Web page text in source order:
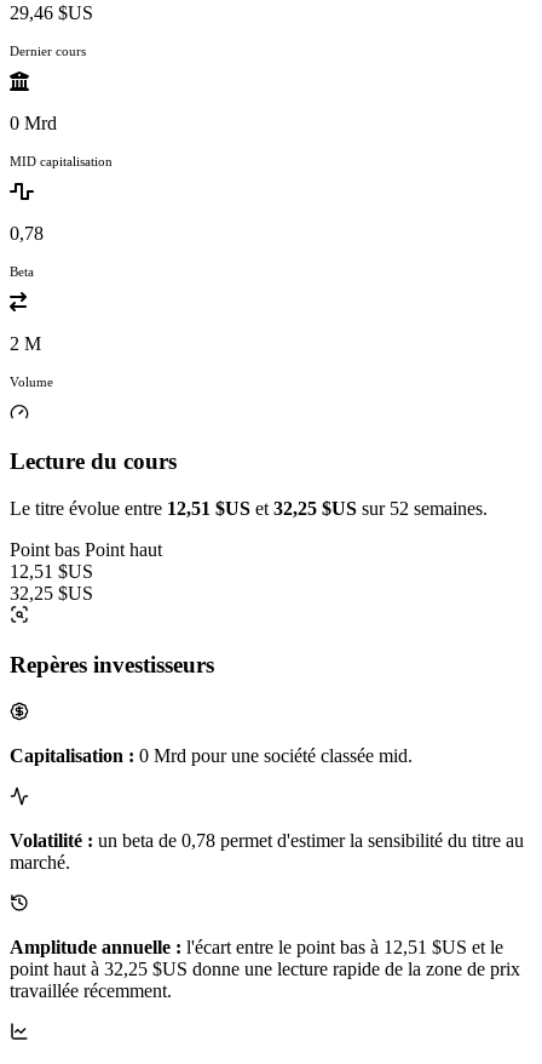
29,46 $US
Dernier cours
0 Mrd
MID capitalisation
0,78
Beta
2 M
Volume
Lecture du cours
Le titre évolue entre 12,51 $US et 32,25 $US sur 52 semaines.
Point bas Point haut
12,51 $US
32,25 $US
Repères investisseurs
Capitalisation : 0 Mrd pour une société classée mid.
Volatilité : un beta de 0,78 permet d'estimer la sensibilité du titre au
marché.
Amplitude annuelle : l'écart entre le point bas à 12,51 $US et le
point haut à 32,25 $US donne une lecture rapide de la zone de prix
travaillée récemment.